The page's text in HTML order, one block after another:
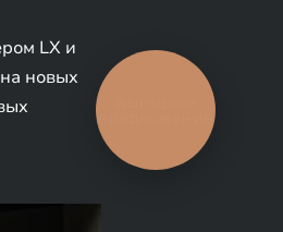
LX и
новых